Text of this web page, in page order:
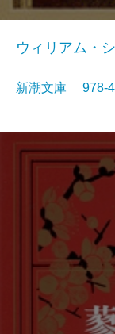
ウィリアム・
新潮文庫 978-